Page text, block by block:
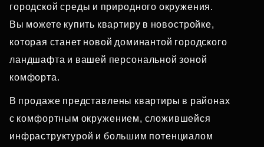
городской среды и природного окружения.
Вы можете купить квартиру в новостройке,
которая станет новой доминантой городского
ландшафта и вашей персональной зоной
комфорта.
В продаже представлены квартиры в районах
с комфортным окружением, сложившейся
инфраструктурой и большим потенциалом